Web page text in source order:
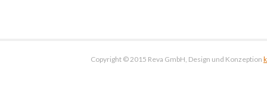
Copyright © 2015 Reva GmbH, Design und Konzeption